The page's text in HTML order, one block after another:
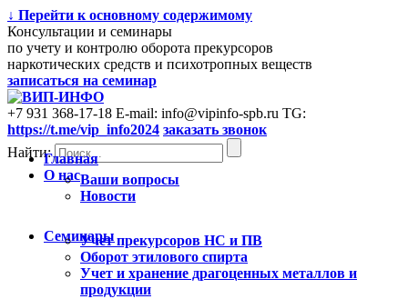
↓ Перейти к основному содержимому
Консультации и семинары
по учету и контролю оборота прекурсоров
наркотических средств и психотропных веществ
записаться на семинар
+7 931 368-17-18 E-mail: info@vipinfo-spb.ru TG:
https://t.me/vip_info2024 заказать звонок
Найти:Главная
О насВаши вопросы
Новости
СеминарыУчет прекурсоров НС и ПВ
Оборот этилового спирта
Учет и хранение драгоценных металлов и
продукции